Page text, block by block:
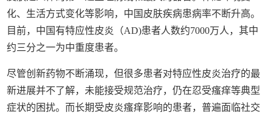
化、生活方式变化等影响，中国皮肤疾病患病率不断升高。
目前，中国有特应性皮炎（AD)患者人数约7000万人，其中
约三分之一为中重度患者。
尽管创新药物不断涌现，但很多患者对特应性皮炎治疗的最
新进展并不了解，未能接受规范治疗，仍在忍受瘙痒等典型
症状的困扰。而长期受皮炎瘙痒影响的患者，普遍面临社交